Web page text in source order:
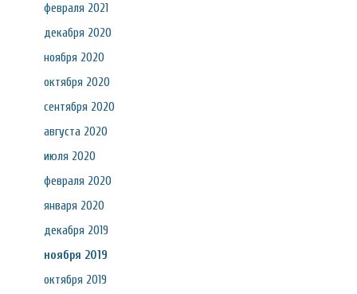
февраля 2021
декабря 2020
ноября 2020
октября 2020
сентября 2020
августа 2020
июля 2020
февраля 2020
января 2020
декабря 2019
ноября 2019
октября 2019